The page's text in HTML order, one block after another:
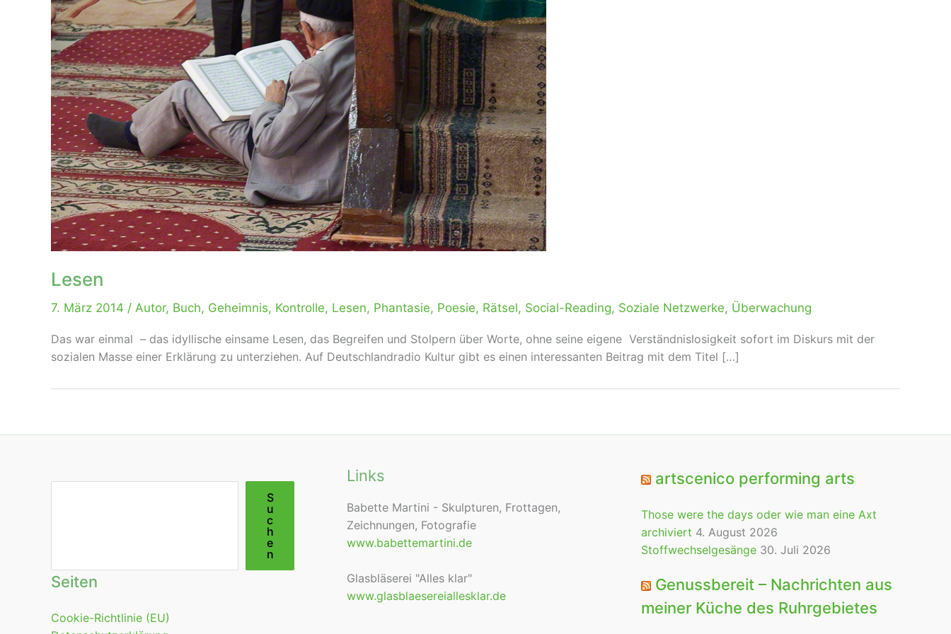
Lesen
7. März 2014 / Autor, Buch, Geheimnis, Kontrolle, Lesen, Phantasie, Poesie, Rätsel, Social-Reading, Soziale Netzwerke, Überwachung
Das war einmal – das idyllische einsame Lesen, das Begreifen und Stolpern über Worte, ohne seine eigene Verständnislosigkeit sofort im Diskurs mit der
sozialen Masse einer Erklärung zu unterziehen. Auf Deutschlandradio Kultur gibt es einen interessanten Beitrag mit dem Titel […]
S
u
c
h
e
n
Seiten
Cookie-Richtlinie (EU)
Links
Babette Martini - Skulpturen, Frottagen,
Zeichnungen, Fotografie
www.babettemartini.de
Glasbläserei "Alles klar"
www.glasblaesereiallesklar.de
artscenico performing arts
Those were the days oder wie man eine Axt
archiviert 4. August 2026
Stoffwechselgesänge 30. Juli 2026
Genussbereit – Nachrichten aus
meiner Küche des Ruhrgebietes